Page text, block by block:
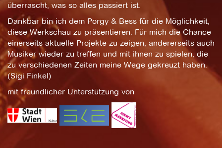
überrascht, was so alles passiert ist.
Dankbar bin ich dem Porgy & Bess für die Möglichkeit,
diese Werkschau zu präsentieren. Für mich die Chance
einerseits aktuelle Projekte zu zeigen, andererseits auch
Musiker wieder zu treffen und mit ihnen zu spielen, die
zu verschiedenen Zeiten meine Wege gekreuzt haben.
(Sigi Finkel)
mit freundlicher Unterstützung von